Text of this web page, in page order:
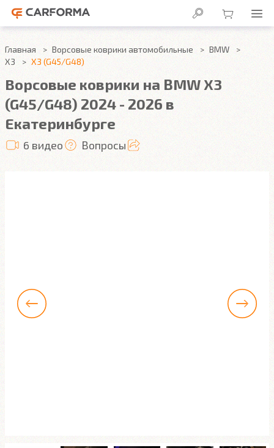
Главная Ворсовые коврики автомобильные
BMW
X3
X3 (G45/G48)
Ворсовые коврики на BMW X3
(G45/G48) 2024 - 2026 в
Екатеринбурге
6 видео Вопросы